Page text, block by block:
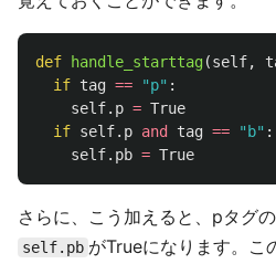
def handle_starttag(self,
if tag == "p" :
self. p = True
if self. p and tag == " b" :
self. pb = True
さらに、こう加えると、pタグ
self.pb がTrueになります。こ